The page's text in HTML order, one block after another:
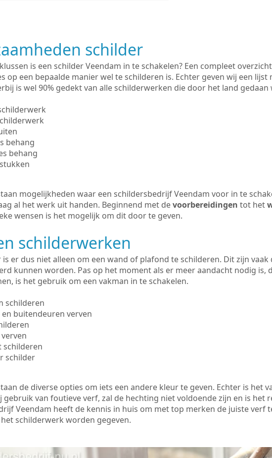
schilder
is een schilder Veendam in te schakelen? Een compleet
op een bepaalde manier wel te schilderen is. Echter geven wij een lijst
is wel 90% gedekt van alle schilderwerken die door het land gedaan
behang
behang
mogelijkheden waar een schildersbedrijf Veendam voor in te
al het werk uit handen. Beginnend met devoorbereidingen tot het
wensen is het mogelijk om dit door te geven.
schilderwerken
is er dus niet alleen om een wand of plafond te schilderen. Dit zijn
kunnen worden. Pas op het moment als er meer aandacht nodig is,
is het gebruik om een vakman in te schakelen.
schilderen
en buitendeuren verven
schilderen
schilder
de diverse opties om iets een andere kleur te geven. Echter is het
gebruik van foutieve verf, zal de hechting niet voldoende zijn en is het
Veendam heeft de kennis in huis om met top merken de juiste verf
schilderwerk worden gegeven.